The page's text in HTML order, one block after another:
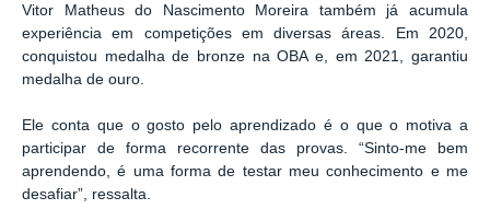
Vitor Matheus do Nascimento Moreira também já acumula
experiência em competições em diversas áreas. Em 2020,
conquistou medalha de bronze na OBA e, em 2021, garantiu
medalha de ouro.
Ele conta que o gosto pelo aprendizado é o que o motiva a
participar de forma recorrente das provas. “Sinto-me bem
aprendendo, é uma forma de testar meu conhecimento e me
desafiar”, ressalta.